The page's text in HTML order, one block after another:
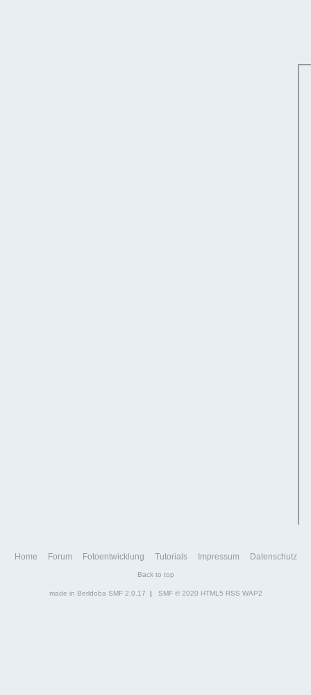
Home Forum Fotoentwicklung Tutorials Impressum Datenschutz
Back to top
made in Berldoba SMF 2.0.17 | SMF © 2020 HTML5 RSS WAP2